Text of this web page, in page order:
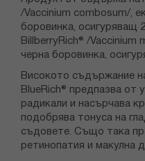
/Vaccinium combosum/,
боровинка, осигуряващ
BillberryRich® /Vaccinium
черна боровинка,
Високото съдържание
BlueRich® предпазва от
радикали и насърчава
подобрява тонуса на
съдовете. Също така
ретинопатия и макулна